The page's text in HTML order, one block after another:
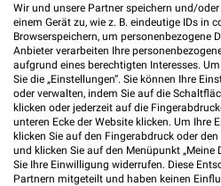
328,21 km •
Apollo Weiden
Max-Reger-Str. 21
92637 Weiden
Heute geschlossen
328,25 km
Wir und unsere Partner speichern und/
einem Gerät zu, wie z. B. eindeutige IDs in
Browserspeichern, um personenbezogene
Anbieter verarbeiten Ihre
aufgrund eines berechtigten Interesses.
Sie die „Einstellungen“. Sie können Ihre
oder verwalten, indem Sie auf die
klicken oder jederzeit auf die
unteren Ecke der Website klicken. Um Ihre
klicken Sie auf den Fingerabdruck oder
und klicken Sie auf den Menüpunkt „Meine
Sie Ihre Einwilligung widerrufen. Diese
Partnern mitgeteilt und haben keinen